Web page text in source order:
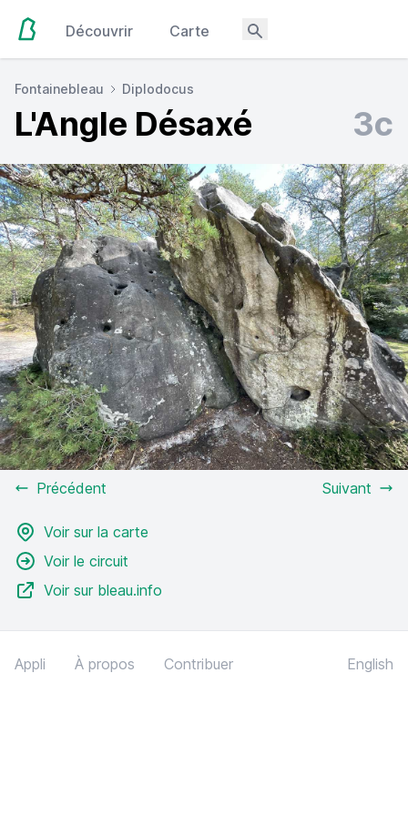
Découvrir Carte
Fontainebleau Diplodocus
L'Angle Désaxé 3c
Précédent Suivant
Voir sur la carte
Voir le circuit
Voir sur bleau.info
Appli À propos Contribuer English